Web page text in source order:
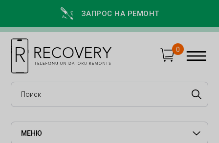
ЗАПРОС НА РЕМОНТ
0
МЕНЮ